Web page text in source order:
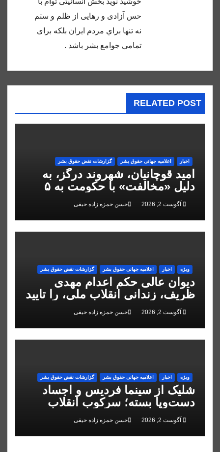
حس آزادى و رهايى از ظلم و ستم
نه تنها براي مردم ايران بلكه براى
تمامى جوامع بشر باشد .
RELATED POST
اخبار اعلاميه جهانی حقوق بشر گزارشات نقض حقوق بشر
امید قوچانیان، شهروند درگز، به
دلیل «مخالفت» با حکومت به ۵
سال زندان محکوم شد
آگوست 2, 2026 حسن حمزه زاده حیقی
ویژه اخبار اعلاميه جهانی حقوق بشر گزارشات نقض حقوق بشر
دیوان عالی حکم اعدام مهدی
ظریف، زندانی انقلاب ملی، را تایید
کردآگوست 2, 2026 حسن حمزه زاده حیقی
ویژه اخبار اعلاميه جهانی حقوق بشر گزارشات نقض حقوق بشر
شلیک از سینما فردیس و اجساد
دست‌وپا بسته؛ سرکوب انقلاب
ملی در البرز
آگوست 2, 2026 حسن حمزه زاده حیقی